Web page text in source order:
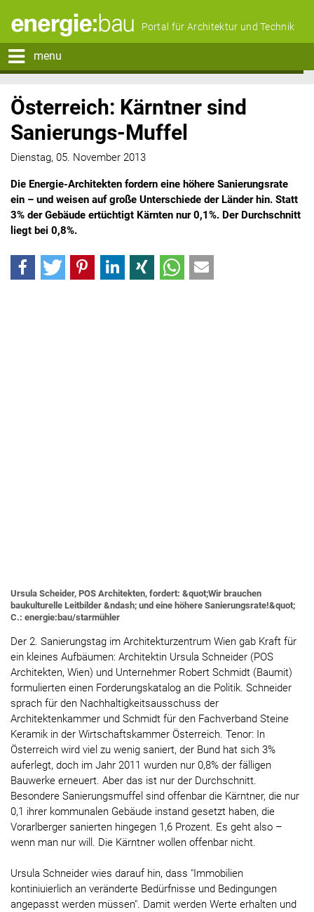
Portal für Architektur und Technik
menu
Österreich: Kärntner sind
Sanierungs-Muffel
Dienstag, 05. November 2013
Die Energie-Architekten fordern eine höhere Sanierungsrate
ein – und weisen auf große Unterschiede der Länder hin. Statt
3% der Gebäude ertüchtigt Kärnten nur 0,1%. Der Durchschnitt
liegt bei 0,8%.
Ursula Scheider, POS Architekten, fordert: &quot;Wir brauchen
baukulturelle Leitbilder &ndash; und eine höhere Sanierungsrate!&quot;
C.: energie:bau/starmühler
Der 2. Sanierungstag im Architekturzentrum Wien gab Kraft für
ein kleines Aufbäumen: Architektin Ursula Schneider (POS
Architekten, Wien) und Unternehmer Robert Schmidt (Baumit)
formulierten einen Forderungskatalog an die Politik. Schneider
sprach für den Nachhaltigkeitsausschuss der
Architektenkammer und Schmidt für den Fachverband Steine
Keramik in der Wirtschaftskammer Österreich. Tenor: In
Österreich wird viel zu wenig saniert, der Bund hat sich 3%
auferlegt, doch im Jahr 2011 wurden nur 0,8% der fälligen
Bauwerke erneuert. Aber das ist nur der Durchschnitt.
Besondere Sanierungsmuffel sind offenbar die Kärntner, die nur
0,1 ihrer kommunalen Gebäude instand gesetzt haben, die
Vorarlberger sanierten hingegen 1,6 Prozent. Es geht also –
wenn man nur will. Die Kärntner wollen offenbar nicht.
Ursula Schneider wies darauf hin, dass "Immobilien
kontiniuierlich an veränderte Bedürfnisse und Bedingungen
angepasst werden müssen". Damit werden Werte erhalten und